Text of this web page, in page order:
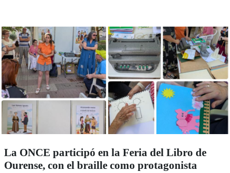
La ONCE participó en la Feria del Libro de
Ourense, con el braille como protagonista